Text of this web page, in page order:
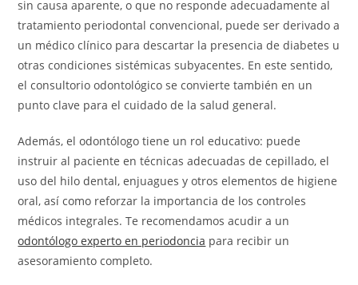
sin causa aparente, o que no responde adecuadamente al
tratamiento periodontal convencional, puede ser derivado a
un médico clínico para descartar la presencia de diabetes u
otras condiciones sistémicas subyacentes. En este sentido,
el consultorio odontológico se convierte también en un
punto clave para el cuidado de la salud general.
Además, el odontólogo tiene un rol educativo: puede
instruir al paciente en técnicas adecuadas de cepillado, el
uso del hilo dental, enjuagues y otros elementos de higiene
oral, así como reforzar la importancia de los controles
médicos integrales. Te recomendamos acudir a un
odontólogo experto en periodoncia para recibir un
asesoramiento completo.